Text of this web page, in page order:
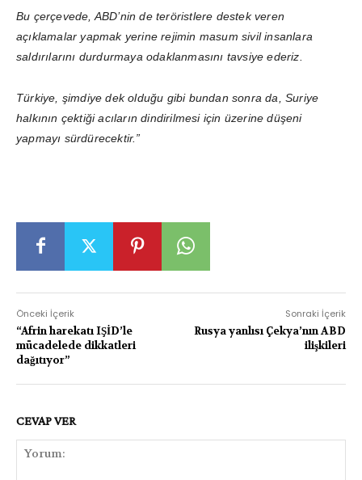
Bu çerçevede, ABD’nin de teröristlere destek veren
açıklamalar yapmak yerine rejimin masum sivil insanlara
saldırılarını durdurmaya odaklanmasını tavsiye ederiz.
Türkiye, şimdiye dek olduğu gibi bundan sonra da, Suriye
halkının çektiği acıların dindirilmesi için üzerine düşeni
yapmayı sürdürecektir.”
Önceki İçerik
“Afrin harekatı IŞİD’le
mücadelede dikkatleri
dağıtıyor”
Sonraki İçerik
Rusya yanlısı Çekya’nın ABD
ilişkileri
CEVAP VER